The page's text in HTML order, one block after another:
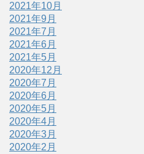
2021年10月
2021年9月
2021年7月
2021年6月
2021年5月
2020年12月
2020年7月
2020年6月
2020年5月
2020年4月
2020年3月
2020年2月